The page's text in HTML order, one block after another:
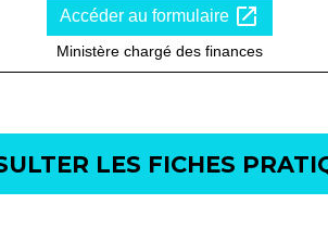
Accéder au formulaire open_in_new
Ministère chargé des finances
LES FICHES